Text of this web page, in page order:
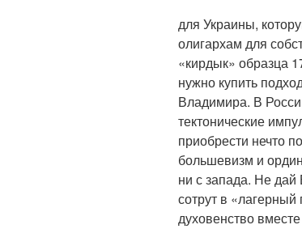
для Украины,
олигархам для
«кирдык» образца
нужно купить
Владимира. В
тектонические
приобрести нечто
большевизм и
ни с запада. Не дай
сотрут в
духовенство